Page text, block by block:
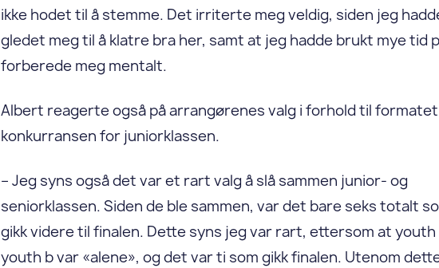
ikke hodet til å stemme. Det irriterte meg veldig, siden jeg
gledet meg til å klatre bra her, samt at jeg hadde brukt mye tid
forberede meg mentalt.
Albert reagerte også på arrangørenes valg i forhold til
konkurransen for juniorklassen.
– Jeg syns også det var et rart valg å slå sammen junior- og
seniorklassen. Siden de ble sammen, var det bare seks totalt
gikk videre til finalen. Dette syns jeg var rart, ettersom at youth
youth b var «alene», og det var ti som gikk finalen. Utenom